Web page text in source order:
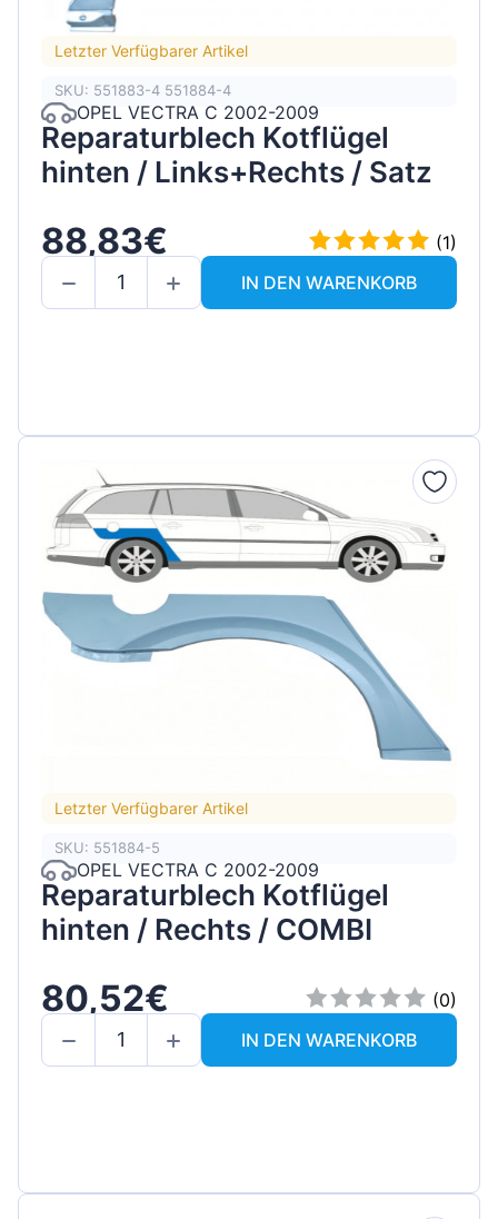
Letzter Verfügbarer Artikel
SKU: 551883-4 551884-4
OPEL VECTRA C 2002-2009
Reparaturblech Kotflügel
hinten / Links+Rechts / Satz
88,83€
(1)
IN DEN WARENKORB
Letzter Verfügbarer Artikel
SKU: 551884-5
OPEL VECTRA C 2002-2009
Reparaturblech Kotflügel
hinten / Rechts / COMBI
80,52€
(0)
IN DEN WARENKORB